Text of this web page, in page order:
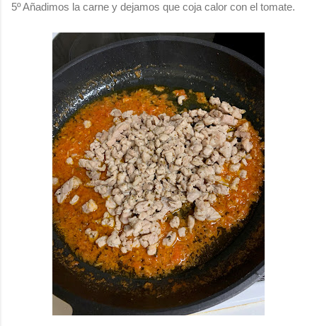
5º Añadimos la carne y dejamos que coja calor con el tomate.